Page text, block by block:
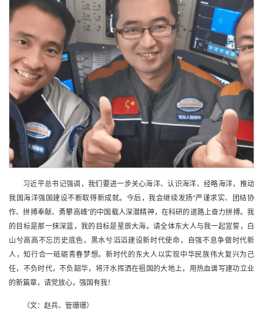
习近平总书记强调，我们要进一步关心海洋、认识海洋、经略海洋，推动
我国海洋强国建设不断取得新成就。今后，我会继续发扬“严谨求实、团结协
作、拼搏奉献、勇攀高峰”的中国载人深潜精神，在科研的道路上奋力拼搏。我
的目标是那一抹深蓝，我的目标是星辰大海。请全体东大人与我一起宣誓，白
山兮高高不忘历史底色，黑水兮滔滔建设新时代使命，自强不息争做时代新
人，知行合一砥砺青春梦想。新时代的东大人以实现中华民族伟大复兴为己
任，不负时代，不负韶华，将汗水挥洒在祖国的大地上，用热血谱写建功立业
的新篇章，请党放心，强国有我！
（文：赵兵、管珊珊）